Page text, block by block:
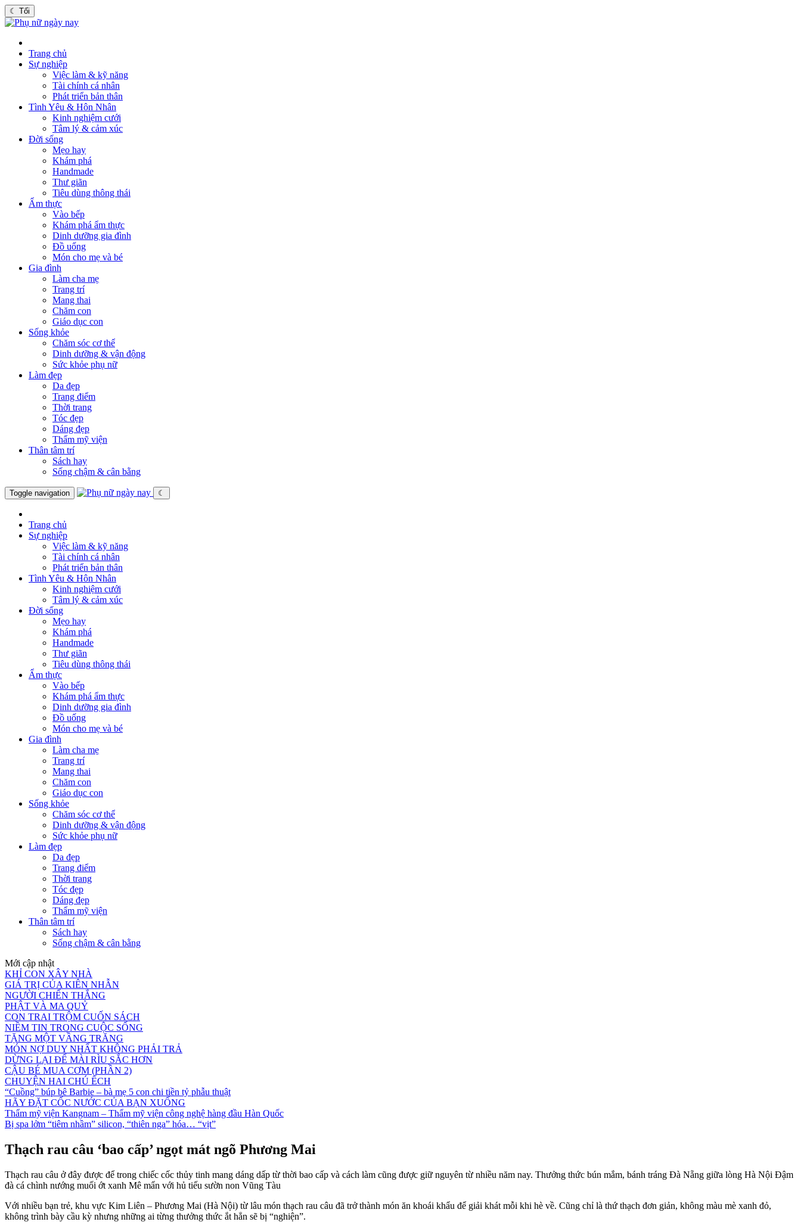
☾ Tối
Trang chủ
Sự nghiệp
Việc làm & kỹ năng
Tài chính cá nhân
Phát triển bản thân
Tình Yêu & Hôn Nhân
Kinh nghiệm cưới
Tâm lý & cảm xúc
Đời sống
Mẹo hay
Khám phá
Handmade
Thư giãn
Tiêu dùng thông thái
Ẩm thực
Vào bếp
Khám phá ẩm thực
Dinh dưỡng gia đình
Đồ uống
Món cho mẹ và bé
Gia đình
Làm cha mẹ
Trang trí
Mang thai
Chăm con
Giáo dục con
Sống khỏe
Chăm sóc cơ thể
Dinh dưỡng & vận động
Sức khỏe phụ nữ
Làm đẹp
Da đẹp
Trang điểm
Thời trang
Tóc đẹp
Dáng đẹp
Thẩm mỹ viện
Thân tâm trí
Sách hay
Sống chậm & cân bằng
Toggle navigation ☾
Trang chủ
Sự nghiệp
Việc làm & kỹ năng
Tài chính cá nhân
Phát triển bản thân
Tình Yêu & Hôn Nhân
Kinh nghiệm cưới
Tâm lý & cảm xúc
Đời sống
Mẹo hay
Khám phá
Handmade
Thư giãn
Tiêu dùng thông thái
Ẩm thực
Vào bếp
Khám phá ẩm thực
Dinh dưỡng gia đình
Đồ uống
Món cho mẹ và bé
Gia đình
Làm cha mẹ
Trang trí
Mang thai
Chăm con
Giáo dục con
Sống khỏe
Chăm sóc cơ thể
Dinh dưỡng & vận động
Sức khỏe phụ nữ
Làm đẹp
Da đẹp
Trang điểm
Thời trang
Tóc đẹp
Dáng đẹp
Thẩm mỹ viện
Thân tâm trí
Sách hay
Sống chậm & cân bằng
Mới cập nhật
KHỈ CON XÂY NHÀ
GIÁ TRỊ CỦA KIÊN NHẪN
NGƯỜI CHIẾN THẮNG
PHẬT VÀ MA QUỶ
CON TRAI TRỘM CUỐN SÁCH
NIỀM TIN TRONG CUỘC SỐNG
TẶNG MỘT VẦNG TRĂNG
MÓN NỢ DUY NHẤT KHÔNG PHẢI TRẢ
DỪNG LẠI ĐỂ MÀI RÌU SẮC HƠN
CẬU BÉ MUA CƠM (PHẦN 2)
CHUYỆN HAI CHÚ ẾCH
“Cuồng” búp bê Barbie – bà mẹ 5 con chi tiền tỷ phẫu thuật
HÃY ĐẶT CỐC NƯỚC CỦA BẠN XUỐNG
Thẩm mỹ viện Kangnam – Thẩm mỹ viện công nghệ hàng đầu Hàn Quốc
Bị spa lởm “tiêm nhầm” silicon, “thiên nga” hóa… “vịt”
Thạch rau câu ‘bao cấp’ ngọt mát ngõ Phương Mai
Thạch rau câu ở đây được để trong chiếc cốc thủy tinh mang dáng dấp từ thời bao cấp và cách làm cũng được giữ nguyên từ nhiều năm nay. Thưởng thức bún mắm, bánh tráng Đà Nẵng giữa lòng Hà Nội Đậm
đà cá chình nướng muối ớt xanh Mê mẩn với hủ tiếu sườn non Vũng Tàu
Với nhiều bạn trẻ, khu vực Kim Liên – Phương Mai (Hà Nội) từ lâu món thạch rau câu đã trở thành món ăn khoái khẩu để giải khát mỗi khi hè về. Cũng chỉ là thứ thạch đơn giản, không màu mè xanh đỏ,
không trình bày cầu kỳ nhưng những ai từng thưởng thức ắt hẳn sẽ bị “nghiện”.